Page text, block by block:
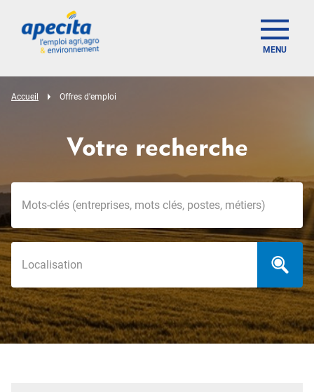
MENU
Accueil Offres d'emploi
Votre recherche